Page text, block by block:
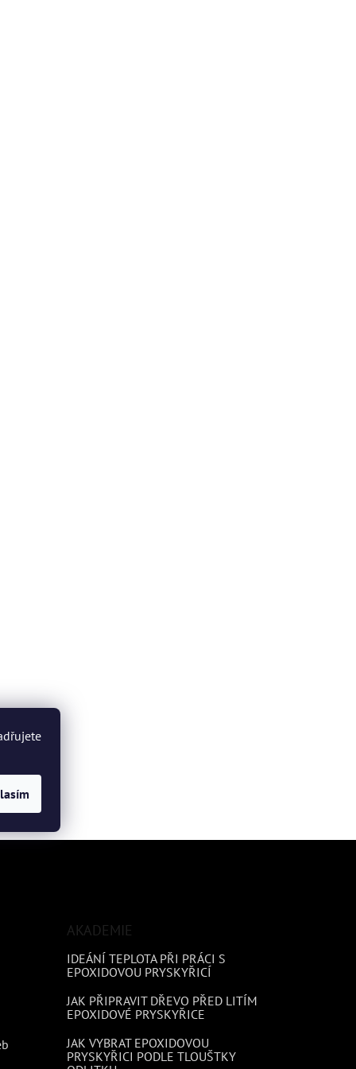
AKADEMIE
IDEÁNÍ TEPLOTA PŘI PRÁCI S
EPOXIDOVOU PRYSKYŘICÍ
JAK PŘIPRAVIT DŘEVO PŘED LITÍM
EPOXIDOVÉ PRYSKYŘICE
JAK VYBRAT EPOXIDOVOU
PRYSKYŘICI PODLE TLOUŠTKY